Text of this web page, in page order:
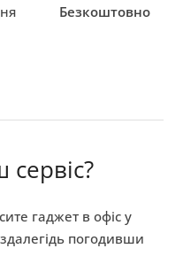
Безкоштовно
гаджет в офіс у
погодивши